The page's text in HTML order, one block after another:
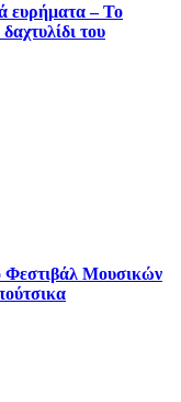
ευρήματα – Το
του
Φεστιβάλ Μουσικών